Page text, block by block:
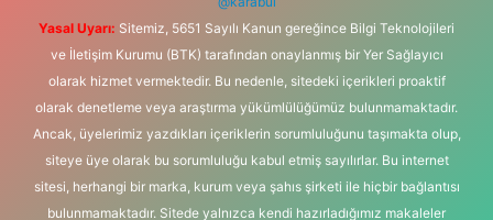
Yasal Uyarı: Sitemiz, 5651 Sayılı Kanun gereğince Bilgi Teknolojileri
ve İletişim Kurumu (BTK) tarafından onaylanmış bir Yer Sağlayıcı
olarak hizmet vermektedir. Bu nedenle, sitedeki içerikleri proaktif
olarak denetleme veya araştırma yükümlülüğümüz bulunmamaktadır.
Ancak, üyelerimiz yazdıkları içeriklerin sorumluluğunu taşımakta olup,
siteye üye olarak bu sorumluluğu kabul etmiş sayılırlar. Bu internet
sitesi, herhangi bir marka, kurum veya şahıs şirketi ile hiçbir bağlantısı
bulunmamaktadır. Sitede yalnızca kendi hazırladığımız makaleler